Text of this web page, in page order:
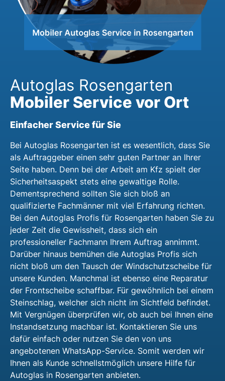
Autoglas Rosengarten
Mobiler Service vor Ort
Einfacher Service für Sie
Bei Autoglas Rosengarten ist es wesentlich, dass Sie
als Auftraggeber einen sehr guten Partner an Ihrer
Seite haben. Denn bei der Arbeit am Kfz spielt der
Sicherheitsaspekt stets eine gewaltige Rolle.
Dementsprechend sollten Sie sich bloß an
qualifizierte Fachmänner mit viel Erfahrung richten.
Bei den Autoglas Profis für Rosengarten haben Sie zu
jeder Zeit die Gewissheit, dass sich ein
professioneller Fachmann Ihrem Auftrag annimmt.
Darüber hinaus bemühen die Autoglas Profis sich
nicht bloß um den Tausch der Windschutzscheibe für
unsere Kunden. Manchmal ist ebenso eine Reparatur
der Frontscheibe schaffbar. Für gewöhnlich bei einem
Steinschlag, welcher sich nicht im Sichtfeld befindet.
Mit Vergnügen überprüfen wir, ob auch bei Ihnen eine
Instandsetzung machbar ist. Kontaktieren Sie uns
dafür einfach oder nutzen Sie den von uns
angebotenen WhatsApp-Service. Somit werden wir
Ihnen als Kunde schnellstmöglich unsere Hilfe für
Autoglas in Rosengarten anbieten.